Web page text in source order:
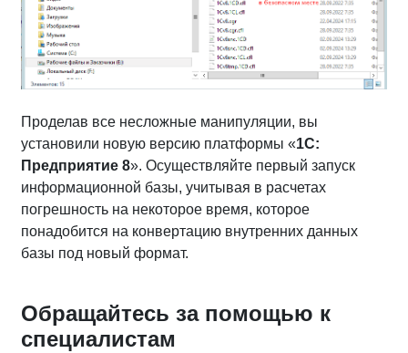
Проделав все несложные манипуляции, вы
установили новую версию платформы «1С:
Предприятие 8». Осуществляйте первый запуск
информационной базы, учитывая в расчетах
погрешность на некоторое время, которое
понадобится на конвертацию внутренних данных
базы под новый формат.
Обращайтесь за помощью к
специалистам